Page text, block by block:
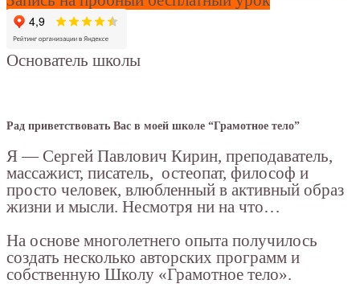
Основатель школы
Рад приветствовать Вас в моей школе “Грамотное тело”
Я — Сергей Павлович Кирин, преподаватель,
массажист, писатель, остеопат, философ и
просто человек, влюбленный в активный образ
жизни и мысли. Несмотря ни на что…
На основе многолетнего опыта получилось
создать несколько авторских программ и
собственную Школу «Грамотное тело».